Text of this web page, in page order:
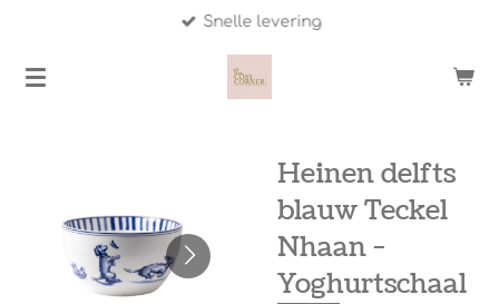
naar
Snelle levering
Heinen delfts
blauw Teckel
Nhaan -
Yoghurtschaal